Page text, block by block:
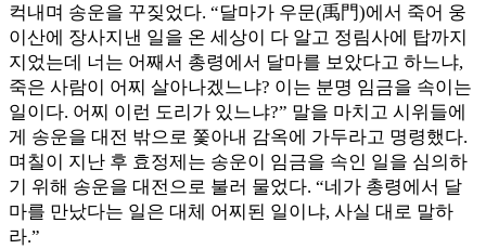
컥내며 송운을 꾸짖었다. “달마가 우문(禹門)에서 죽어 웅
이산에 장사지낸 일을 온 세상이 다 알고 정림사에 탑까지
지었는데 너는 어째서 총령에서 달마를 보았다고 하느냐,
죽은 사람이 어찌 살아나겠느냐? 이는 분명 임금을 속이는
일이다. 어찌 이런 도리가 있느냐?” 말을 마치고 시위들에
게 송운을 대전 밖으로 쫓아내 감옥에 가두라고 명령했다.
며칠이 지난 후 효정제는 송운이 임금을 속인 일을 심의하
기 위해 송운을 대전으로 불러 물었다. “네가 총령에서 달
마를 만났다는 일은 대체 어찌된 일이냐, 사실 대로 말하
라.”